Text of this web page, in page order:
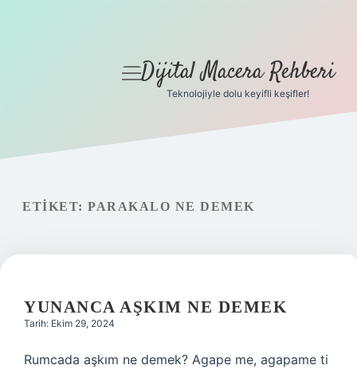
Gizlilik Politikası
menüyü
Dijital Macera Rehberi
Teknolojiyle dolu keyifli keşifler!
ETIKET: PARAKALO NE DEMEK
YUNANCA AŞKIM NE DEMEK
Tarih: Ekim 29, 2024
Rumcada aşkım ne demek? Agape me, agapame ti